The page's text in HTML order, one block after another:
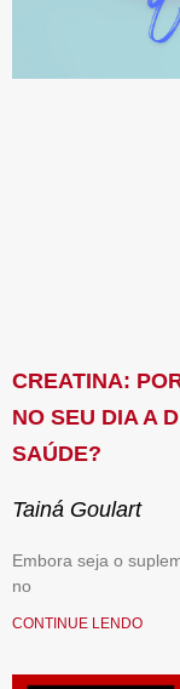
CREATINA:
NO SEU DIA A
SAÚDE?
Tainá Goulart
Embora seja o
no
CONTINUE LENDO